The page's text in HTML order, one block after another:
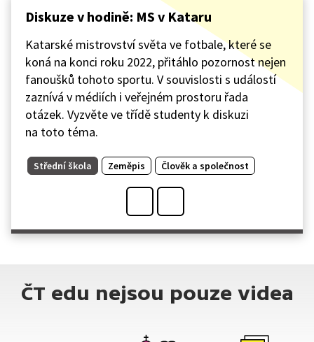
Diskuze v hodině: MS v Kataru
Katarské mistrovství světa ve fotbale, které se
koná na konci roku 2022, přitáhlo pozornost nejen
fanoušků tohoto sportu. V souvislosti s událostí
zaznívá v médiích i veřejném prostoru řada
otázek. Vyzvěte ve třídě studenty k diskuzi
na toto téma.
Střední škola Zeměpis Člověk a společnost
ČT edu nejsou pouze videa